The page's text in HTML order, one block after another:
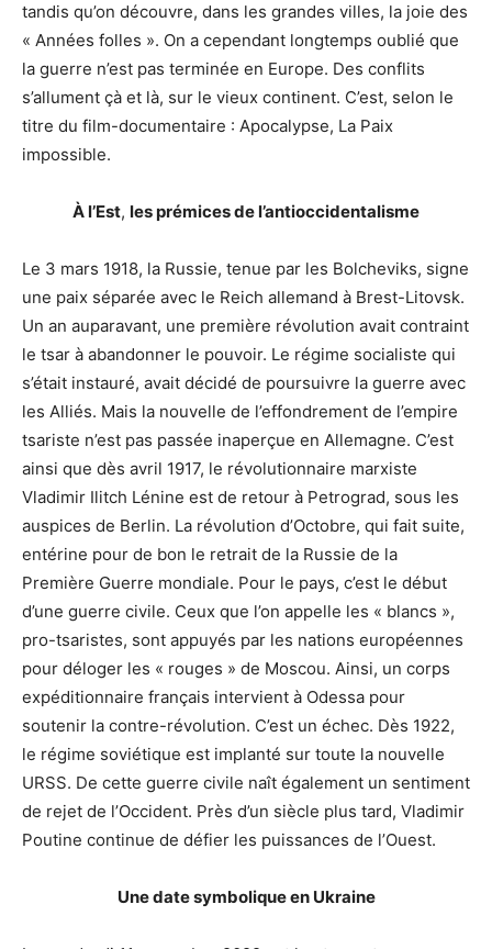
tandis qu’on découvre, dans les grandes villes, la joie des
« Années folles ». On a cependant longtemps oublié que
la guerre n’est pas terminée en Europe. Des conflits
s’allument çà et là, sur le vieux continent. C’est, selon le
titre du film-documentaire : Apocalypse, La Paix
impossible.
À l’Est, les prémices de l’antioccidentalisme
Le 3 mars 1918, la Russie, tenue par les Bolcheviks, signe
une paix séparée avec le Reich allemand à Brest-Litovsk.
Un an auparavant, une première révolution avait contraint
le tsar à abandonner le pouvoir. Le régime socialiste qui
s’était instauré, avait décidé de poursuivre la guerre avec
les Alliés. Mais la nouvelle de l’effondrement de l’empire
tsariste n’est pas passée inaperçue en Allemagne. C’est
ainsi que dès avril 1917, le révolutionnaire marxiste
Vladimir Ilitch Lénine est de retour à Petrograd, sous les
auspices de Berlin. La révolution d’Octobre, qui fait suite,
entérine pour de bon le retrait de la Russie de la
Première Guerre mondiale. Pour le pays, c’est le début
d’une guerre civile. Ceux que l’on appelle les « blancs »,
pro-tsaristes, sont appuyés par les nations européennes
pour déloger les « rouges » de Moscou. Ainsi, un corps
expéditionnaire français intervient à Odessa pour
soutenir la contre-révolution. C’est un échec. Dès 1922,
le régime soviétique est implanté sur toute la nouvelle
URSS. De cette guerre civile naît également un sentiment
de rejet de l’Occident. Près d’un siècle plus tard, Vladimir
Poutine continue de défier les puissances de l’Ouest.
Une date symbolique en Ukraine